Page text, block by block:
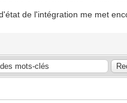
de l'intégration me met